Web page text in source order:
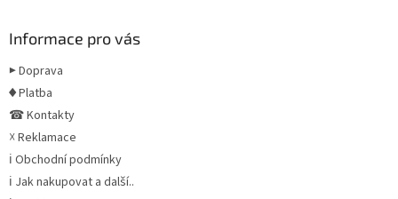
Informace pro vás
▶ Doprava
♦ Platba
☎ Kontakty
☓ Reklamace
ℹ Obchodní podmínky
ℹ Jak nakupovat a další..